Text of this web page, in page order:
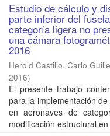
Estudio de cálculo y
parte inferior del
categoría ligera no
una cámara
2016
Herold Castillo, Carlo
2016)
El presente trabajo
para la implementación
en aeronaves de
modificación estructural